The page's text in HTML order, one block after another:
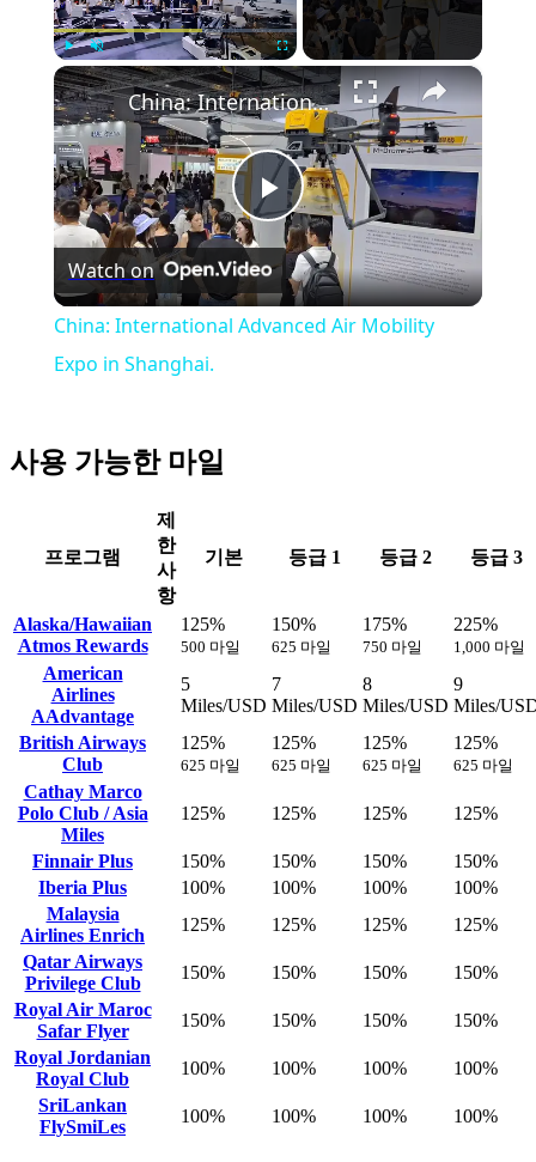
Play Unmute Fullscreen ×
Play
Video
China: International Advanced Air Mobility Expo in Shanghai.
Watch on
China: International Advanced Air Mobility
Expo in Shanghai.
사용 가능한 마일
프로그램
제
한
사
항
기본 등급 1 등급 2 등급 3
Alaska/Hawaiian
Atmos Rewards
125%
500 마일
150%
625 마일
175%
750 마일
225%
1,000 마일
American
Airlines
AAdvantage
5
Miles/USD
7
Miles/USD
8
Miles/USD
9
Miles/
British Airways
Club
125%
625 마일
125%
625 마일
125%
625 마일
125%
625 마일
Cathay Marco
Polo Club / Asia
Miles
125% 125% 125% 125%
Finnair Plus 150% 150% 150%
150%
Iberia Plus
100% 100% 100%
100%
Malaysia
Airlines Enrich
125% 125% 125%
125%
Qatar Airways
Privilege Club
150% 150% 150%
150%
Royal Air Maroc
Safar Flyer
150% 150% 150%
150%
Royal Jordanian
Royal Club
100% 100% 100%
100%
SriLankan
FlySmiLes
100% 100% 100% 100%